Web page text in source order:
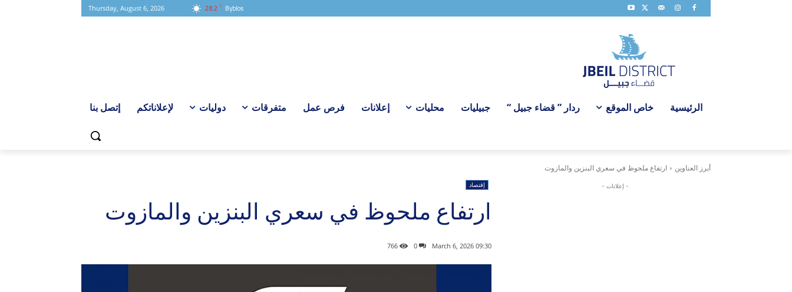
28.2 C Byblos
Thursday, August 6, 2026
الرئيسية خاص الموقع ردار ” قضاء جبيل “ جبيليات محليات إعلانات فرص عمل متفرقات دوليات لإعلاناتكم إتصل بنا
أبرز العناوين ارتفاع ملحوظ في سعري البنزين والمازوت
إقتصاد
ارتفاع ملحوظ في سعري البنزين والمازوت
09:30 2026 ,March 6
0
766
- إعلانات -